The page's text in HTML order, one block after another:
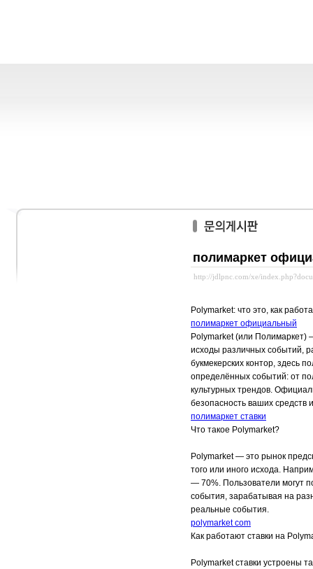
полимаркет
http://jdlpnc.com/xe/
Polymarket: что это, как
полимаркет официальный
Polymarket (или Полимаркет)
исходы различных событий,
букмекерских контор, здесь
определённых событий: от
культурных трендов.
безопасность ваших средств
полимаркет ставки
Что такое Polymarket?
Polymarket — это рынок
того или иного исхода.
— 70%. Пользователи могут
события, зарабатывая на
реальные события.
polymarket com
Как работают ставки на
Polymarket ставки устроены